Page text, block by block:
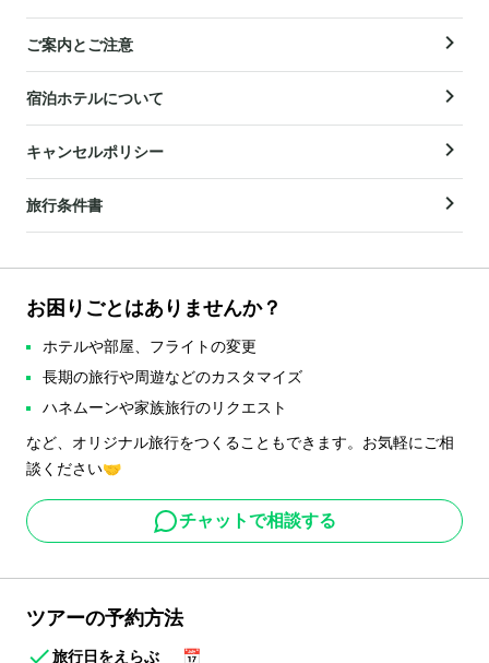
ご案内とご注意
宿泊ホテルについて
キャンセルポリシー
旅行条件書
お困りごとはありませんか？
ホテルや部屋、フライトの変更
長期の旅行や周遊などのカスタマイズ
ハネムーンや家族旅行のリクエスト
など、オリジナル旅行をつくることもできます。お気軽にご相
談ください🤝
チャットで相談する
ツアーの予約方法
旅行日をえらぶ
📅